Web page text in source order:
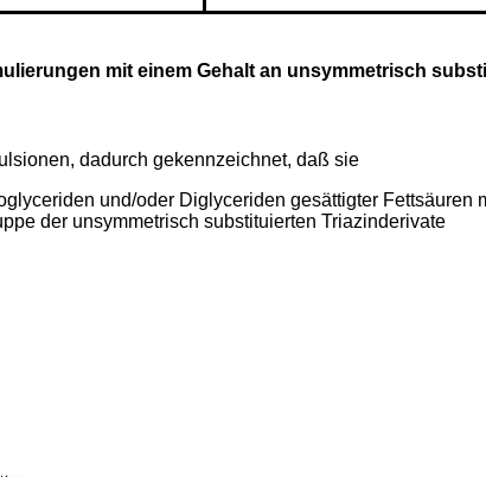
mit einem Gehalt an unsymmetrisch
dadurch gekennzeichnet, daß sie
und/oder Diglyceriden gesättigter Fettsäuren
der unsymmetrisch substituierten Triazinderivate